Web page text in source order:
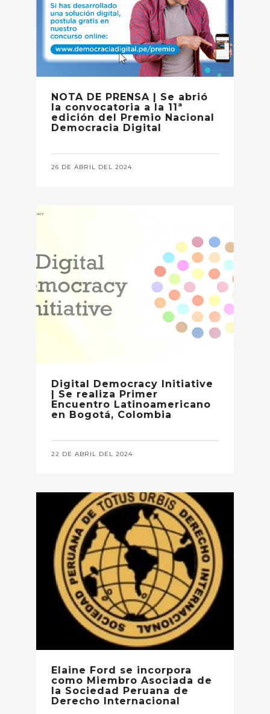
NOTA DE PRENSA | Se abrió
la convocatoria a la 11ª
edición del Premio Nacional
Democracia Digital
26 DE ABRIL DEL 2024
Digital Democracy Initiative
| Se realiza Primer
Encuentro Latinoamericano
en Bogotá, Colombia
22 DE ABRIL DEL 2024
Elaine Ford se incorpora
como Miembro Asociada de
la Sociedad Peruana de
Derecho Internacional